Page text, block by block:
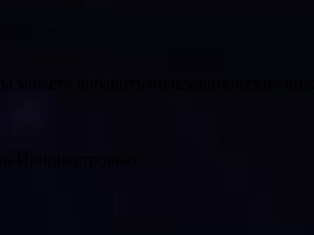
добавить пользовательские